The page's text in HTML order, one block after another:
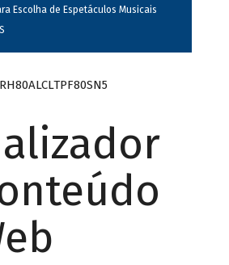
Escolha de Espetáculos Musicais